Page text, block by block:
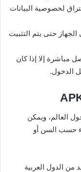
لخصوصية البيانات
حتى يتم التثبيت
مباشرة إلا إذا كان
الدخول.
العالم، ويمكن
حسب السن أو
من الدول العربية